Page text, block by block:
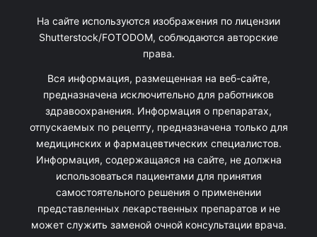
На сайте используются изображения по лицензии
Shutterstock/FOTODOM, соблюдаются авторские
права.
Вся информация, размещенная на веб-сайте,
предназначена исключительно для работников
здравоохранения. Информация о препаратах,
отпускаемых по рецепту, предназначена только для
медицинских и фармацевтических специалистов.
Информация, содержащаяся на сайте, не должна
использоваться пациентами для принятия
самостоятельного решения о применении
представленных лекарственных препаратов и не
может служить заменой очной консультации врача.